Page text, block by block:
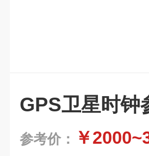
GPS卫星时钟
参考价： ￥